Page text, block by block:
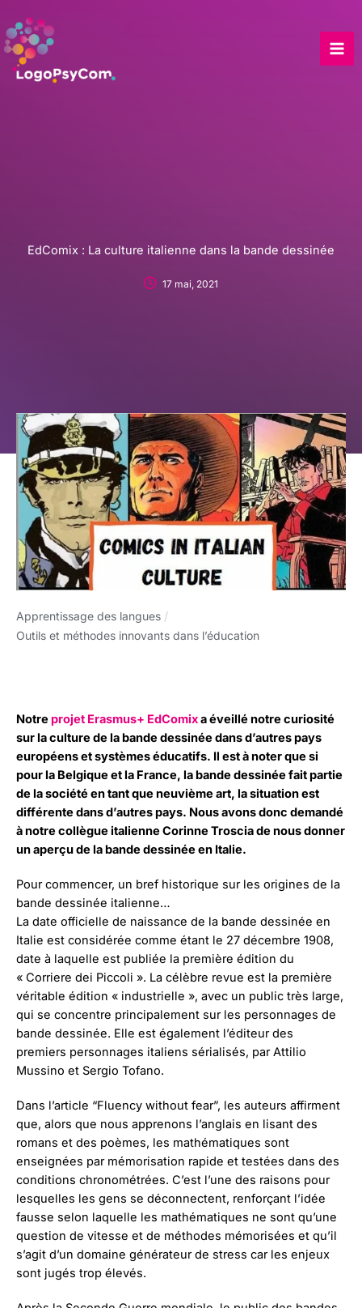
to
content
EdComix : La culture italienne dans la bande dessinée
17 mai, 2021
Apprentissage des langues /
Outils et méthodes innovants dans l’éducation
Notreprojet Erasmus+ EdComixa éveillé notre curiosité
sur la culture de la bande dessinée dans d’autres pays
européens et systèmes éducatifs. Il est à noter que si
pour la Belgique et la France, la bande dessinée fait partie
de la société en tant que neuvième art, la situation est
différente dans d’autres pays. Nous avons donc demandé
à notre collègue italienne Corinne Troscia de nous donner
un aperçu de la bande dessinée en Italie.
Pour commencer, un bref historique sur les origines de la
bande dessinée italienne…
La date officielle de naissance de la bande dessinée en
Italie est considérée comme étant le 27 décembre 1908,
date à laquelle est publiée la première édition du
« Corriere dei Piccoli ». La célèbre revue est la première
véritable édition « industrielle », avec un public très large,
qui se concentre principalement sur les personnages de
bande dessinée. Elle est également l’éditeur des
premiers personnages italiens sérialisés, par Attilio
Mussino et Sergio Tofano.
Dans l’article “Fluency without fear”, les auteurs affirment
que, alors que nous apprenons l’anglais en lisant des
romans et des poèmes, les mathématiques sont
enseignées par mémorisation rapide et testées dans des
conditions chronométrées. C’est l’une des raisons pour
lesquelles les gens se déconnectent, renforçant l’idée
fausse selon laquelle les mathématiques ne sont qu’une
question de vitesse et de méthodes mémorisées et qu’il
s’agit d’un domaine générateur de stress car les enjeux
sont jugés trop élevés.